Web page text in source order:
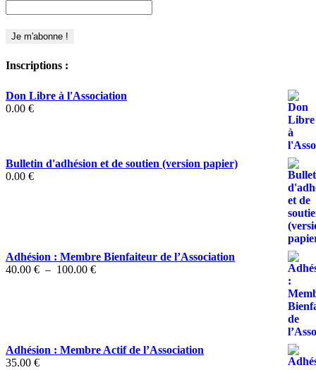
Inscriptions :
Don Libre à l'Association
0.00 €
Bulletin d'adhésion et de soutien (version papier)
0.00 €
Adhésion : Membre Bienfaiteur de l’Association
40.00 € – 100.00 €Plage
Adhésion : Membre Actif de l’Association
35.00 €